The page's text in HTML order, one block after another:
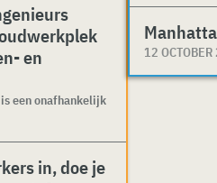
en
een onafhankelijk
in, doe je
12